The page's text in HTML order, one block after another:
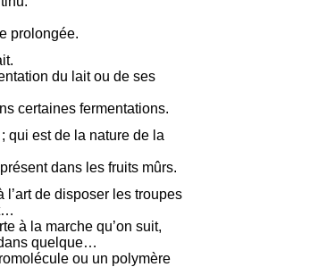
prolongée.
du lait ou de ses
certaines fermentations.
qui est de la nature de la
dans les fruits mûrs.
de disposer les troupes
à la marche qu’on suit,
quelque…
ou un polymère